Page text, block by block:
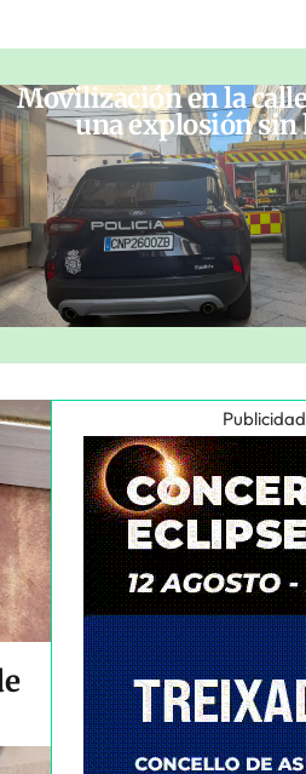
Movilización en la
una explosión sin
Publicidad